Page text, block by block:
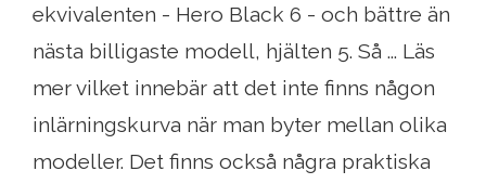
ekvivalenten - Hero Black 6 - och bättre än
nästa billigaste modell, hjälten 5. Så ... Läs
mer vilket innebär att det inte finns någon
inlärningskurva när man byter mellan olika
modeller. Det finns också några praktiska